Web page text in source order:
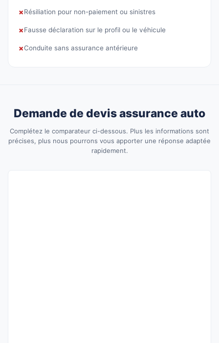
✗Résiliation pour non-paiement ou sinistres
✗Fausse déclaration sur le profil ou le véhicule
✗Conduite sans assurance antérieure
Demande de devis assurance auto
Complétez le comparateur ci-dessous. Plus les informations sont
précises, plus nous pourrons vous apporter une réponse adaptée
rapidement.